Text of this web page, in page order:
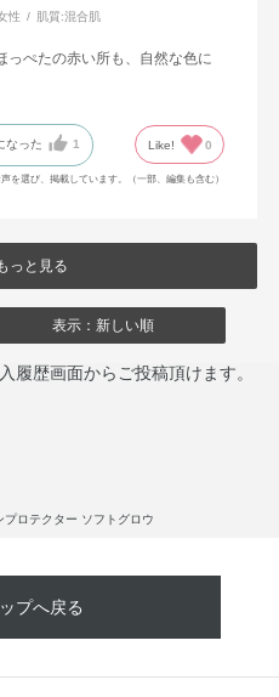
性 肌質:混合肌
っぺたの赤い所も、自然な色に
なった 1 Like! 0
を選び、掲載しています。（一部、編集も含む）
っと見る
表示：新しい順
歴画面からご投稿頂けます。
プロテクター ソフトグロウ
プへ戻る